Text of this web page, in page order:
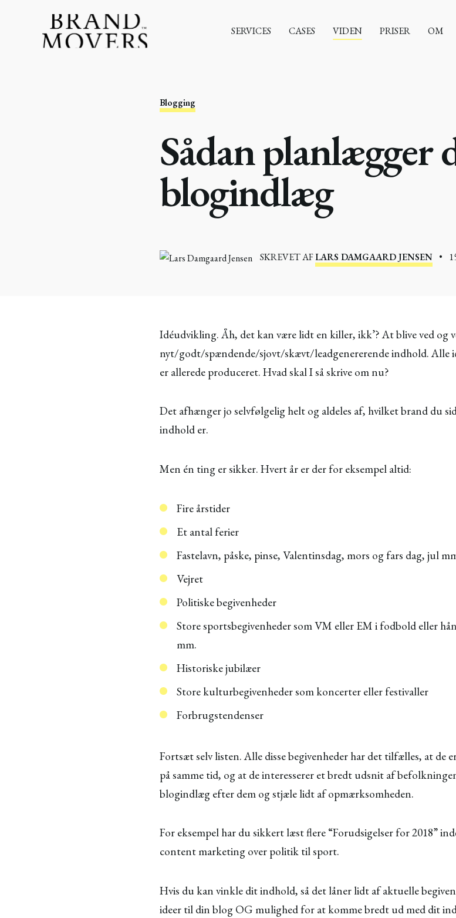
SERVICES CASES VIDEN PRISER OM
Blogging
Sådan planlægger
blogindlæg
SKREVET AFLARS DAMGAARD JENSEN •
Idéudvikling. Åh, det kan være lidt en killer, ikk’? At blive ved og
nyt/godt/spændende/sjovt/skævt/leadgenererende indhold. Alle
er allerede produceret. Hvad skal I så skrive om nu?
Det afhænger jo selvfølgelig helt og aldeles af, hvilket brand du
indhold er.
Men én ting er sikker. Hvert år er der for eksempel altid:
Fire årstider
Et antal ferier
Fastelavn, påske, pinse, Valentinsdag, mors og fars dag, jul
Vejret
Politiske begivenheder
Store sportsbegivenheder som VM eller EM i fodbold eller
mm.
Historiske jubilæer
Store kulturbegivenheder som koncerter eller festivaller
Forbrugstendenser
Fortsæt selv listen. Alle disse begivenheder har det tilfælles, at de
på samme tid, og at de interesserer et bredt udsnit af
blogindlæg efter dem og stjæle lidt af opmærksomheden.
For eksempel har du sikkert læst flere “Forudsigelser for 2018”
content marketing over politik til sport.
Hvis du kan vinkle dit indhold, så det låner lidt af aktuelle
ideer til din blog OG mulighed for at komme bredt ud med dit